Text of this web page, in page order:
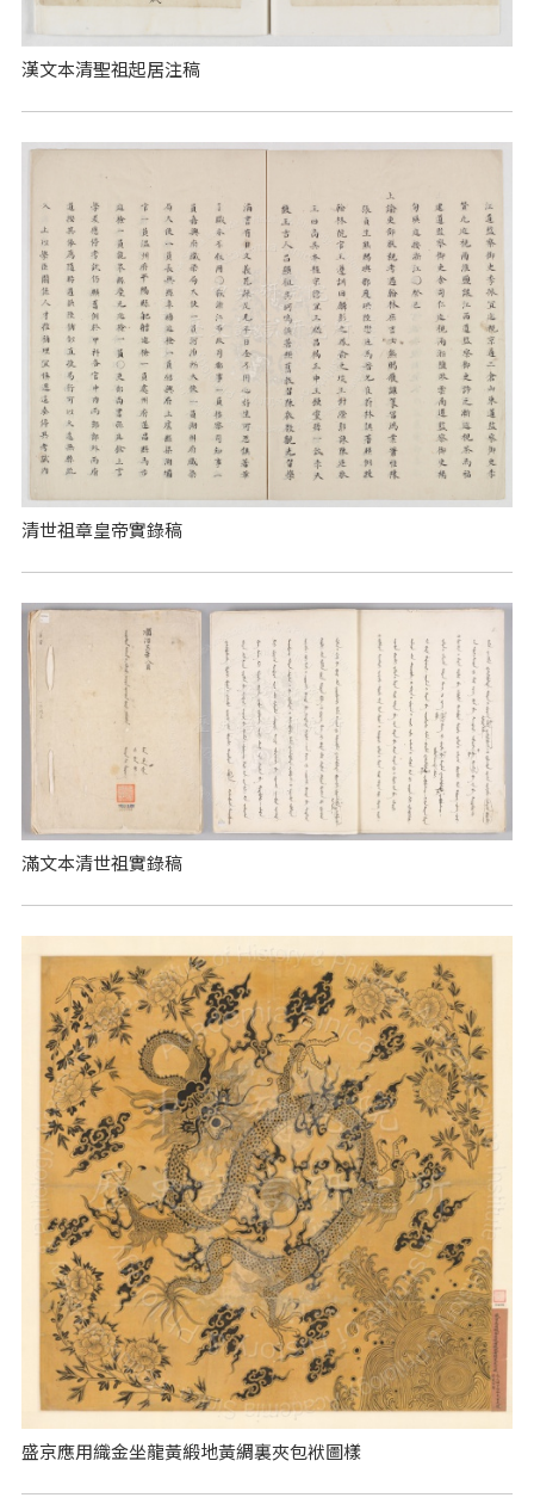
漢文本清聖祖起居注稿
清世祖章皇帝實錄稿
滿文本清世祖實錄稿
盛京應用織金坐龍黃緞地黃綢裏夾包袱圖樣